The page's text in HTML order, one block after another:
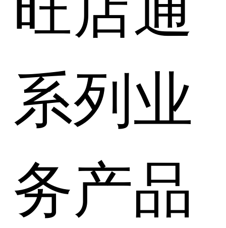
系列业
务产品